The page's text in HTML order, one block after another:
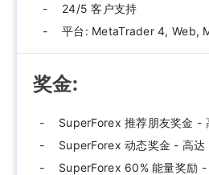
24/5 客户支持
平台: MetaTrader 4, Web,
奖金:
SuperForex 推荐朋友奖金 -
SuperForex 动态奖金 - 高达
SuperForex 60% 能量奖励 -